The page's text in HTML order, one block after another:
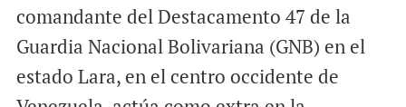
comandante del Destacamento 47 de la
Guardia Nacional Bolivariana (GNB) en el
estado Lara, en el centro occidente de